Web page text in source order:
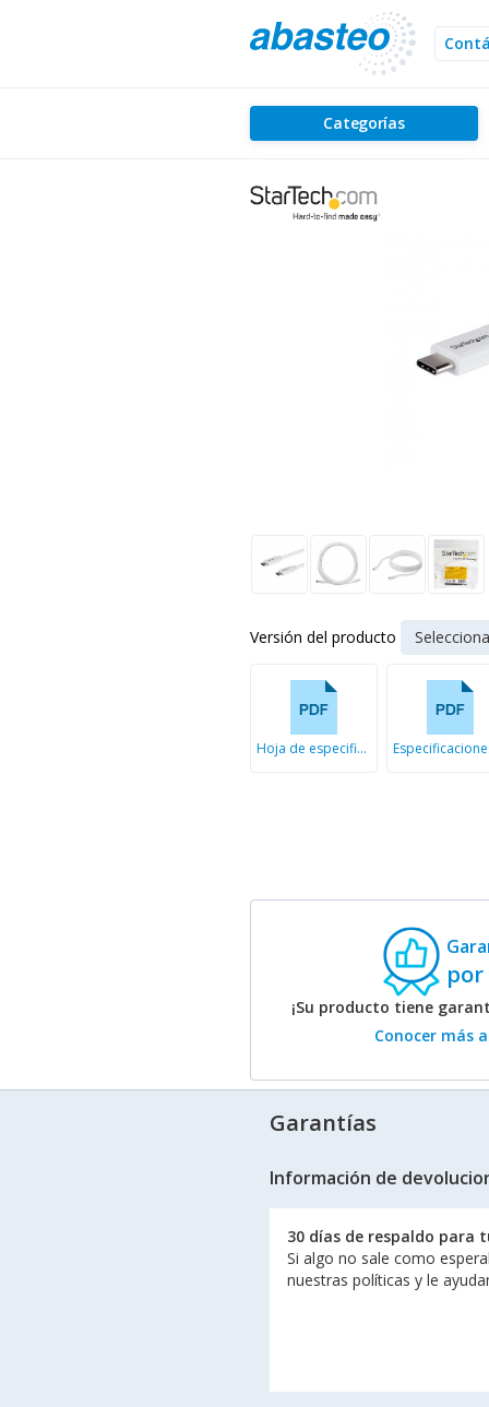
Categorías
Versión del producto
Hoja de especificaciones
por
¡Su producto tiene
Conocer más
Garantías
Información de
30 días de respaldo para
Si algo no sale como
nuestras políticas y le